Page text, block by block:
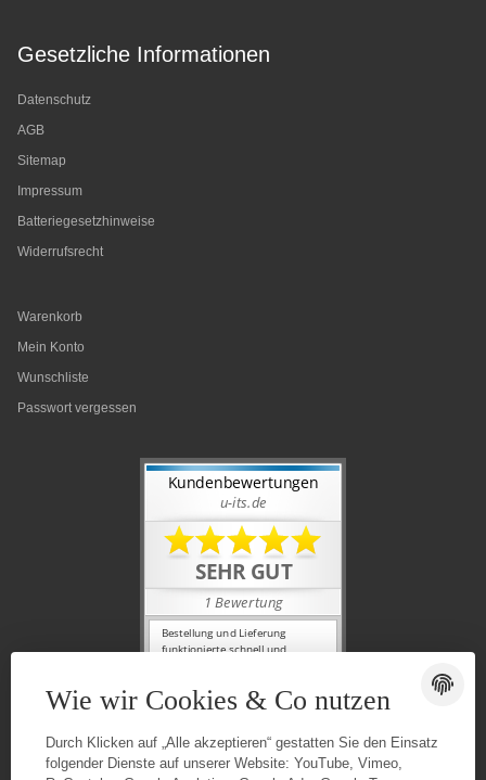
Gesetzliche Informationen
Datenschutz
AGB
Sitemap
Impressum
Batteriegesetzhinweise
Widerrufsrecht
Warenkorb
Mein Konto
Wunschliste
Passwort vergessen
Wie wir Cookies & Co nutzen
Durch Klicken auf „Alle akzeptieren“ gestatten Sie den Einsatz
folgender Dienste auf unserer Website: YouTube, Vimeo,